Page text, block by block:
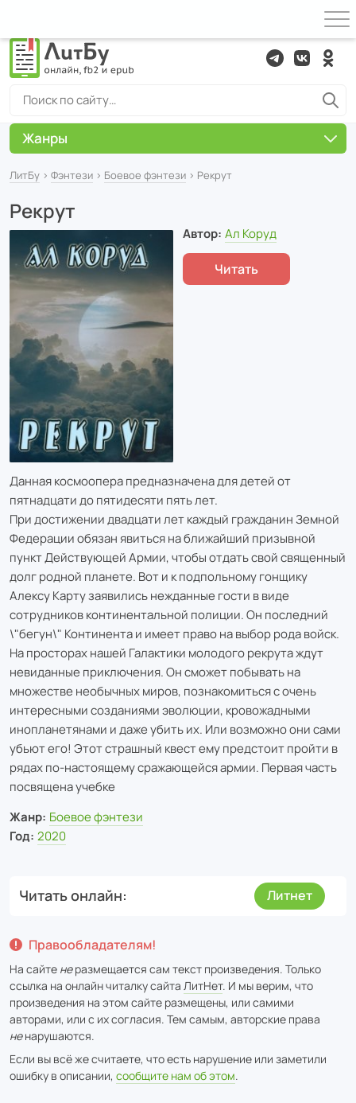
ЛитБу › Фэнтези › Боевое фэнтези › Рекрут
Рекрут
Автор: Ал Коруд
Читать
Данная космоопера предназначена для детей от
пятнадцати до пятидесяти пять лет.
При достижении двадцати лет каждый гражданин Земной
Федерации обязан явиться на ближайший призывной
пункт Действующей Армии, чтобы отдать свой священный
долг родной планете. Вот и к подпольному гонщику
Алексу Карту заявились нежданные гости в виде
сотрудников континентальной полиции. Он последний
\"бегун\" Континента и имеет право на выбор рода войск.
На просторах нашей Галактики молодого рекрута ждут
невиданные приключения. Он сможет побывать на
множестве необычных миров, познакомиться с очень
интересными созданиями эволюции, кровожадными
инопланетянами и даже убить их. Или возможно они сами
убьют его! Этот страшный квест ему предстоит пройти в
рядах по-настоящему сражающейся армии. Первая часть
посвящена учебке
Жанр: Боевое фэнтези
Год: 2020
Читать онлайн Литнет
Правообладателям!
На сайте неразмещается сам текст произведения. Только
ссылка на онлайн читалку сайта ЛитНет. И мы верим, что
произведения на этом сайте размещены, или самими
авторами, или с их согласия. Тем самым, авторские права
ненарушаются.
Если вы всё же считаете, что есть нарушение или заметили
ошибку в описании, сообщите нам об этом.
Жанры